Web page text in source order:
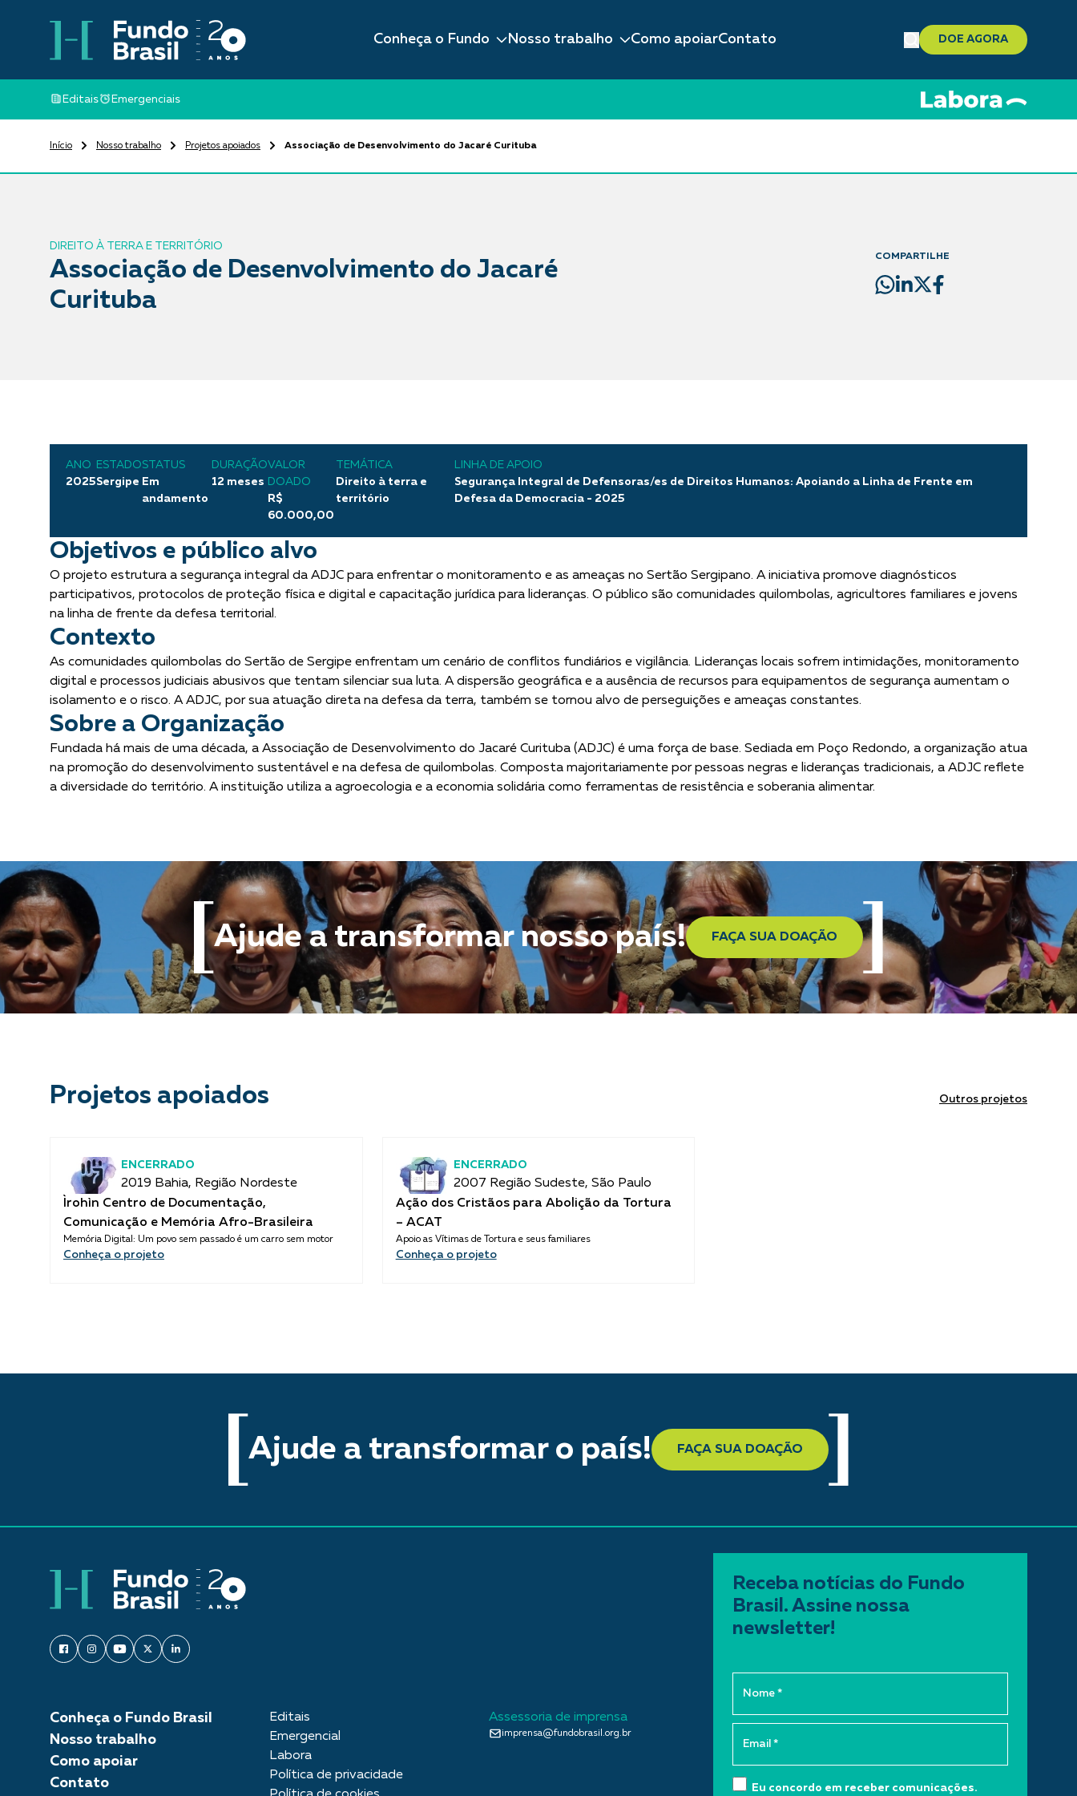
Conheça o Fundo Nosso trabalho Como apoiarContato DOE AGORA
Editais Emergenciais
Início Nosso trabalho Projetos apoiados Associação de Desenvolvimento do Jacaré Curituba
DIREITO À TERRA E TERRITÓRIO
Associação de Desenvolvimento do Jacaré
Curituba
COMPARTILHE
ANO
2025
ESTADO
Sergipe
STATUS
Em
andamento
DURAÇÃO
12 meses
VALOR
DOADO
R$
60.000,00
TEMÁTICA
Direito à terra e
território
LINHA DE APOIO
Segurança Integral de Defensoras/es de Direitos Humanos: Apoiando a Linha de Frente em
Defesa da Democracia - 2025
Objetivos e público alvo
O projeto estrutura a segurança integral da ADJC para enfrentar o monitoramento e as ameaças no Sertão Sergipano. A iniciativa promove diagnósticos
participativos, protocolos de proteção física e digital e capacitação jurídica para lideranças. O público são comunidades quilombolas, agricultores familiares e jovens
na linha de frente da defesa territorial.
Contexto
As comunidades quilombolas do Sertão de Sergipe enfrentam um cenário de conflitos fundiários e vigilância. Lideranças locais sofrem intimidações, monitoramento
digital e processos judiciais abusivos que tentam silenciar sua luta. A dispersão geográfica e a ausência de recursos para equipamentos de segurança aumentam o
isolamento e o risco. A ADJC, por sua atuação direta na defesa da terra, também se tornou alvo de perseguições e ameaças constantes.
Sobre a Organização
Fundada há mais de uma década, a Associação de Desenvolvimento do Jacaré Curituba (ADJC) é uma força de base. Sediada em Poço Redondo, a organização atua
na promoção do desenvolvimento sustentável e na defesa de quilombolas. Composta majoritariamente por pessoas negras e lideranças tradicionais, a ADJC reflete
a diversidade do território. A instituição utiliza a agroecologia e a economia solidária como ferramentas de resistência e soberania alimentar.
Ajude a transformar nosso país! FAÇA SUA DOAÇÃO
Projetos apoiados Outros projetos
ENCERRADO
2019 Bahia, Região Nordeste
Ìrohìn Centro de Documentação,
Comunicação e Memória Afro-Brasileira
Memória Digital: Um povo sem passado é um carro sem motor
Conheça o projeto
ENCERRADO
2007 Região Sudeste, São Paulo
Ação dos Cristãos para Abolição da Tortura
– ACAT
Apoio as Vítimas de Tortura e seus familiares
Conheça o projeto
Ajude a transformar o país! FAÇA SUA DOAÇÃO
Conheça o Fundo Brasil
Nosso trabalho
Como apoiar
Contato
Editais
Emergencial
Labora
Política de privacidade
Assessoria de imprensa
imprensa@fundobrasil.org.br
Receba notícias do Fundo
Brasil. Assine nossa
newsletter!
Eu concordo em receber comunicações.